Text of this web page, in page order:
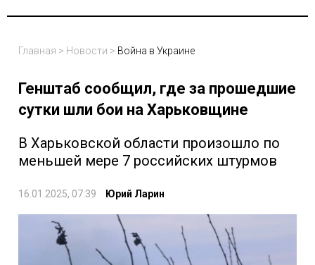
Главная > Новости > Война в Украине
Генштаб сообщил, где за прошедшие
сутки шли бои на Харьковщине
В Харьковской области произошло по
меньшей мере 7 российских штурмов
16.01.2025, 07:39 Юрий Ларин